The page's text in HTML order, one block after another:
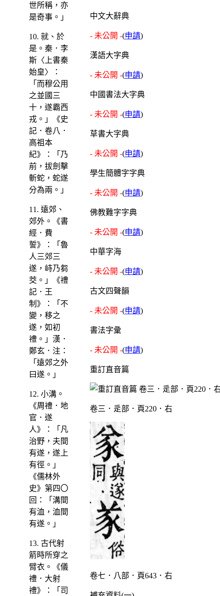
世所稱，亦
是奇事。」
10. 就、於
是。秦．李
斯〈上書秦
始皇〉：
「而穆公用
之並國三
十，遂霸西
戎。」《史
記．卷八．
高祖本
紀》：「乃
前，拔劍擊
斬蛇，蛇遂
分為兩。」
11. 遠郊、
郊外。《書
經．費
誓》：「魯
人三郊三
遂，峙乃芻
茭。」《禮
記．王
制》：「不
變，移之
遂，如初
禮。」漢．
鄭玄．注：
「遠郊之外
曰遂。」
12. 小溝。
《周禮．地
官．遂
人》：「凡
治野，夫間
有遂，遂上
有徑。」
《儒林外
史》第四〇
回：「溝間
有洫，洫間
有遂。」
13. 古代射
箭時所穿之
臂衣。《儀
禮．大射
禮》：「司
中文大辭典
- 未公開 -(申請)
漢語大字典
- 未公開 -(申請)
中國書法大字典
- 未公開 -(申請)
草書大字典
- 未公開 -(申請)
學生簡體字字典
- 未公開 -(申請)
佛教難字字典
- 未公開 -(申請)
中華字海
- 未公開 -(申請)
古文四聲韻
- 未公開 -(申請)
書法字彙
- 未公開 -(申請)
重訂直音篇
卷三．辵部．頁220．右
卷七．八部．頁643．右